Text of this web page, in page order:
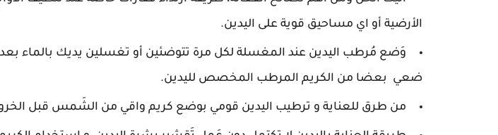
الأرضية أو اي مساحيق قوية على اليدين.
وَضع مُرطب اليدين عند المغسلة لكل مرة تتوضئين أو تغسلين يديك بالماء
ضعي بعضا من الكريم المرطب المخصص لليدين.
من طرق للعناية و ترطيب اليدين قومي بوضع كريم واقي من الشَمس قبل